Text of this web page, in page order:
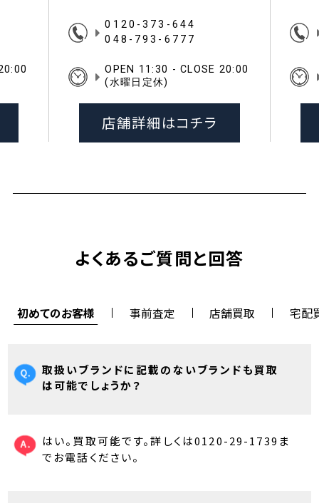
0120-373-644
048-793-6777
OPEN 11:30 - CLOSE 20:00
(水曜日定休)
店舗詳細はコチラ
よくあるご質問と回答
初めてのお客様 事前査定 店舗買取 宅配
取扱いブランドに記載のないブランドも買取
は可能でしょうか？
はい。買取可能です。詳しくは0120-29-1739ま
でお電話ください。